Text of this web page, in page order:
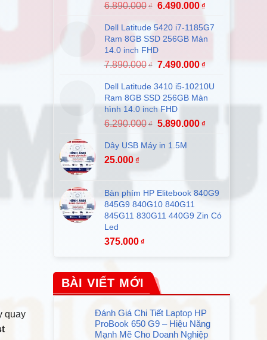
quay
6.890.000 ₫ 6.490.000 ₫
Dell Latitude 5420 i7-1185G7
Ram 8GB SSD 256GB Màn
14.0 inch FHD
7.890.000 ₫ 7.490.000 ₫
Dell Latitude 3410 i5-10210U
Ram 8GB SSD 256GB Màn
hình 14.0 inch FHD
6.290.000 ₫ 5.890.000 ₫
Dây USB Máy in 1.5M
25.000 ₫
Bàn phím HP Elitebook 840G9
845G9 840G10 840G11
845G11 830G11 440G9 Zin Có
Led
375.000 ₫
BÀI VIẾT MỚI
Đánh Giá Chi Tiết Laptop HP
ProBook 650 G9 – Hiệu Năng
Mạnh Mẽ Cho Doanh Nghiệp